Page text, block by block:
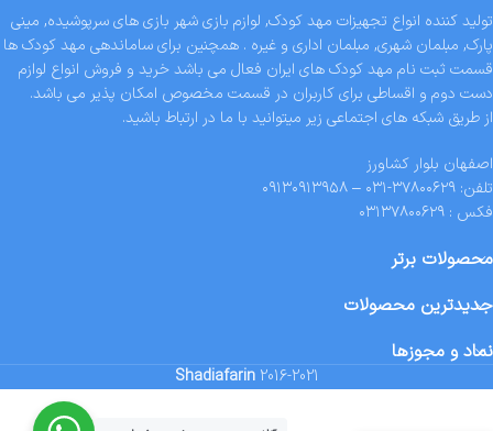
تولید کننده انواع تجهیزات مهد کودک, لوازم بازی شهر بازی های سرپوشیده, مینی
پارک, مبلمان شهری, مبلمان اداری و غیره . همچنین برای ساماندهی مهد کودک ها
قسمت ثبت نام مهد کودک های ایران فعال می باشد خرید و فروش انواع لوازم
دست دوم و اقساطی برای کاربران در قسمت مخصوص امکان پذیر می باشد.
از طریق شبکه های اجتماعی زیر میتوانید با ما در ارتباط باشید.
اصفهان بلوار کشاورز
تلفن: ۳۷۸۰۰۶۲۹-۰۳۱ – ۰۹۱۳۰۹۱۳۹۵۸
فکس : ۰۳۱۳۷۸۰۰۶۲۹
محصولات برتر
جدیدترین محصولات
نماد و مجوزها
Shadiafarin 2016-2021